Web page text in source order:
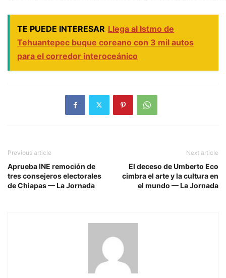
TE PUEDE INTERESAR Llega al Istmo de
Tehuantepec buque coreano con 3 mil autos
para el corredor interoceánico
Previous article
Aprueba INE remoción de
tres consejeros electorales
de Chiapas — La Jornada
Next article
El deceso de Umberto Eco
cimbra el arte y la cultura en
el mundo — La Jornada